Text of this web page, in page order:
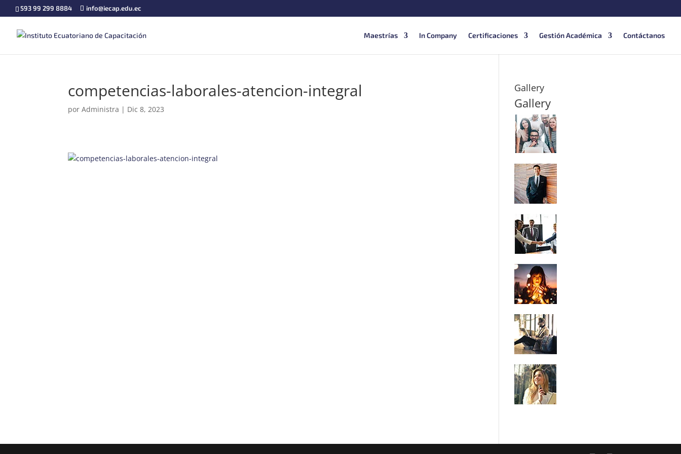
593 99 299 8884 info@iecap.edu.ec
Maestrías In Company Certificaciones Gestión Académica Contáctanos
competencias-laborales-atencion-integral
porAdministra | Dic 8, 2023
Gallery
Gallery